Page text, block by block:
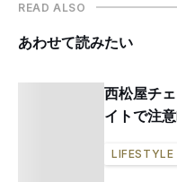
READ ALSO
あわせて読みたい
西松屋チ
イトで注
LIFESTYLE